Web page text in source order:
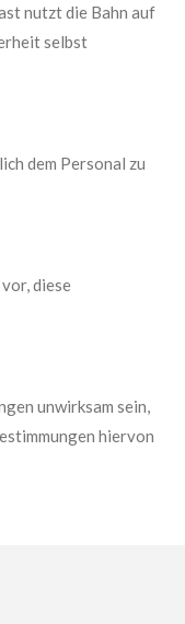
nutzt die Bahn auf
selbst
dem Personal zu
diese
unwirksam sein,
hiervon